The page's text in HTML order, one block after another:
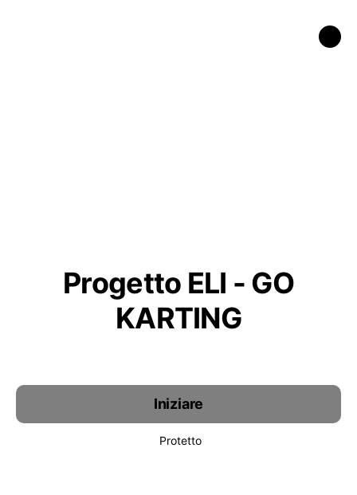
Progetto ELI - GO
KARTING
Iniziare
Protetto